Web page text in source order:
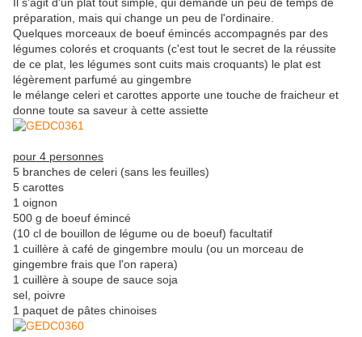
préparation, mais qui change un peu de l'ordinaire.
Quelques morceaux de boeuf émincés accompagnés par des
légumes colorés et croquants (c'est tout le secret de la réussite
de ce plat, les légumes sont cuits mais croquants) le plat est
légèrement parfumé au gingembre
le mélange celeri et carottes apporte une touche de fraicheur et
donne toute sa saveur à cette assiette
pour 4 personnes
5 branches de celeri (sans les feuilles)
5 carottes
1 oignon
500 g de boeuf émincé
(10 cl de bouillon de légume ou de boeuf) facultatif
1 cuillère à café de gingembre moulu (ou un morceau de
gingembre frais que l'on rapera)
1 cuillère à soupe de sauce soja
sel, poivre
1 paquet de pâtes chinoises